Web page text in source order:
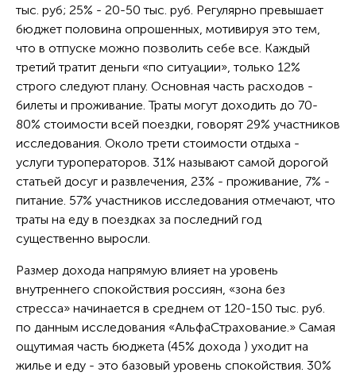
тыс. руб; 25% - 20-50 тыс. руб. Регулярно превышает
бюджет половина опрошенных, мотивируя это тем,
что в отпуске можно позволить себе все. Каждый
третий тратит деньги «по ситуации», только 12%
строго следуют плану. Основная часть расходов -
билеты и проживание. Траты могут доходить до 70-
80% стоимости всей поездки, говорят 29% участников
исследования. Около трети стоимости отдыха -
услуги туроператоров. 31% называют самой дорогой
статьей досуг и развлечения, 23% - проживание, 7% -
питание. 57% участников исследования отмечают, что
траты на еду в поездках за последний год
существенно выросли.
Размер дохода напрямую влияет на уровень
внутреннего спокойствия россиян, «зона без
стресса» начинается в среднем от 120-150 тыс. руб.
по данным исследования «АльфаСтрахование.» Самая
ощутимая часть бюджета (45% дохода ) уходит на
жилье и еду - это базовый уровень спокойствия. 30%